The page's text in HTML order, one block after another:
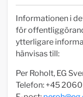
Informationen i
för
ytterligare
hänvisas till:
Per Roholt, EG
Telefon: +45